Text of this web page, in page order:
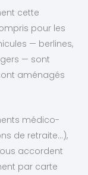
cette
pour les
— berlines,
— sont
aménagés
médico-
de retraite…),
accordent
par carte